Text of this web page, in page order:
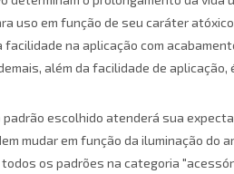
uso em função de seu caráter
na aplicação com
além da facilidade de
escolhido atenderá sua
mudar em função da iluminação do
os padrões na categoria